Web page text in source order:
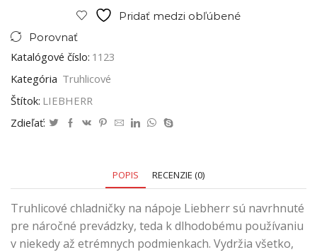
Pridať medzi obľúbené
Porovnať
Katalógové číslo: 1123
Kategória Truhlicové
Štítok: LIEBHERR
Zdieľať:
POPIS RECENZIE (0)
Truhlicové chladničky na nápoje Liebherr sú navrhnuté
pre náročné prevádzky, teda k dlhodobému používaniu
v niekedy až etrémnych podmienkach. Vydržia všetko,